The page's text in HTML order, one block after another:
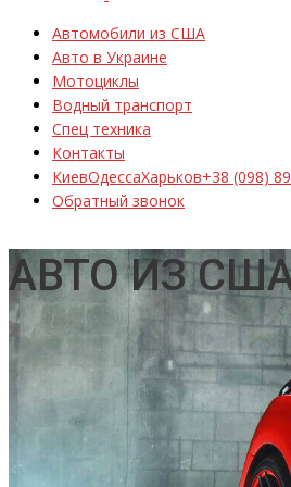
Автомобили из США
Авто в Украине
Мотоциклы
Водный транспорт
Спец техника
Контакты
КиевОдессаХарьков+38 (098)
Обратный звонок
АВТО ИЗ